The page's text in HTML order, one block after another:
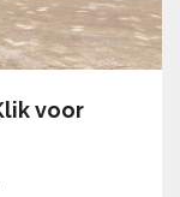
voor